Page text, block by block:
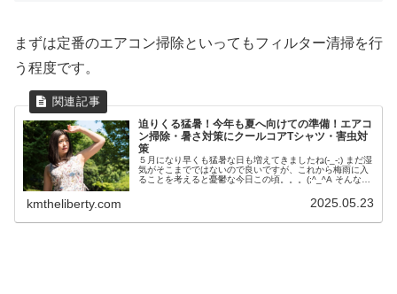
まずは定番のエアコン掃除といってもフィルター清掃を行
う程度です。
迫りくる猛暑！今年も夏へ向けての準備！エアコ
ン掃除・暑さ対策にクールコアTシャツ・害虫対
策
５月になり早くも猛暑な日も増えてきましたね(-_-;) まだ湿
気がそこまでではないので良いですが、これから梅雨に入
ることを考えると憂鬱な今日この頃。。。(;^_^A そんなこ
kmtheliberty.com 2025.05.23